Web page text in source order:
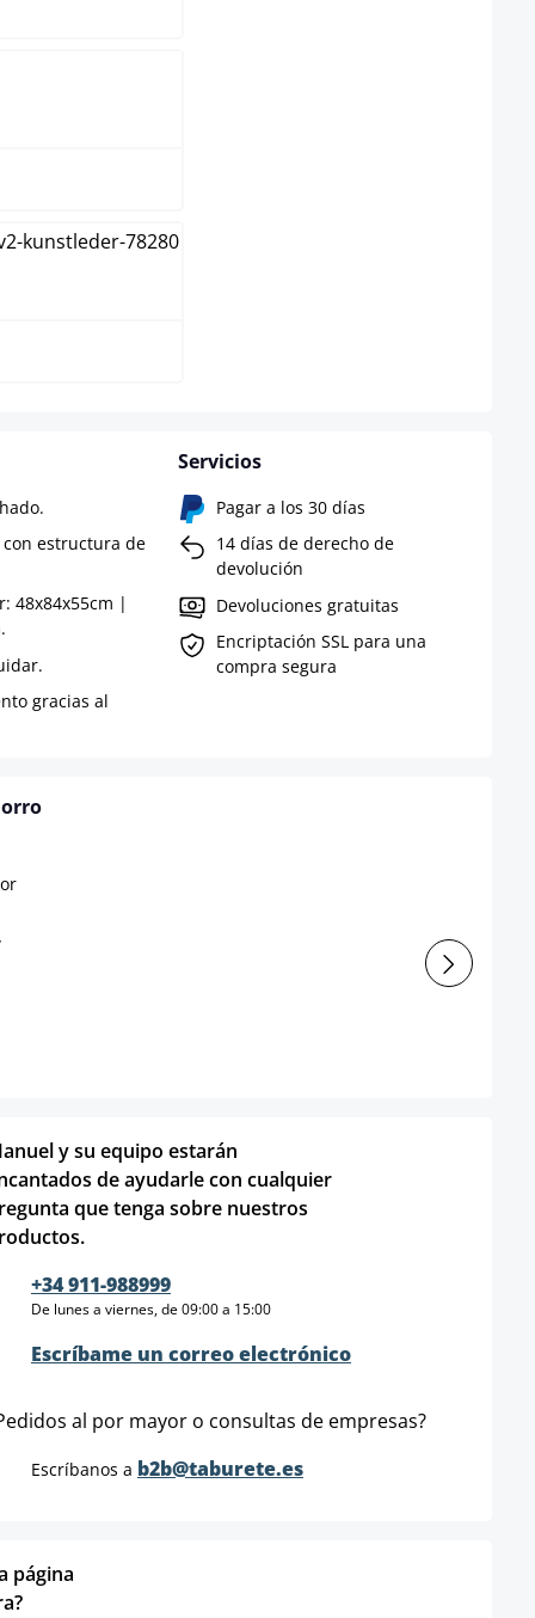
estructura de
48x84x55cm |
gracias al
Servicios
Pagar a los 30 días
14 días de derecho de
devolución
Devoluciones gratuitas
Encriptación SSL para una
compra segura
y su equipo estarán
de ayudarle con cualquier
que tenga sobre nuestros
+34 911-988999
De lunes a viernes, de 09:00 a 15:00
Escríbame un correo electrónico
al por mayor o consultas de empresas?
Escríbanos a b2b@taburete.es
página